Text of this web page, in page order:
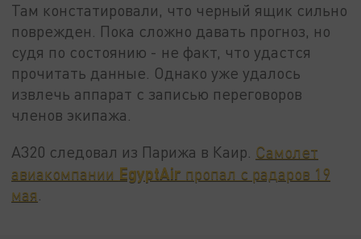
Там констатировали, что черный ящик сильно
поврежден. Пока сложно давать прогноз, но
судя по состоянию - не факт, что удастся
прочитать данные. Однако уже удалось
извлечь аппарат с записью переговоров
членов экипажа.
A320 следовал из Парижа в Каир. Самолет
авиакомпании EgyptAir пропал с радаров 19
мая